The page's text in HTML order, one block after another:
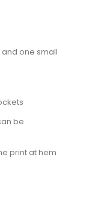
one small
be
print at hem